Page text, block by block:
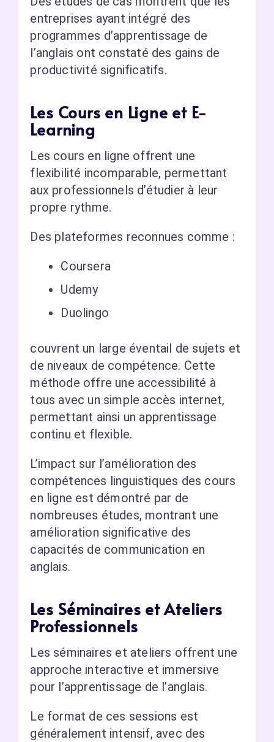
entreprises ayant intégré des
programmes d’apprentissage de
l’anglais ont constaté des gains de
productivité significatifs.
Les Cours en Ligne et E-
Learning
Les cours en ligne offrent une
flexibilité incomparable, permettant
aux professionnels d’étudier à leur
propre rythme.
Des plateformes reconnues comme :
Coursera
Udemy
Duolingo
couvrent un large éventail de sujets et
de niveaux de compétence. Cette
méthode offre une accessibilité à
tous avec un simple accès internet,
permettant ainsi un apprentissage
continu et flexible.
L’impact sur l’amélioration des
compétences linguistiques des cours
en ligne est démontré par de
nombreuses études, montrant une
amélioration significative des
capacités de communication en
anglais.
Les Séminaires et Ateliers
Professionnels
Les séminaires et ateliers offrent une
approche interactive et immersive
pour l’apprentissage de l’anglais.
Le format de ces sessions est
généralement intensif, avec des